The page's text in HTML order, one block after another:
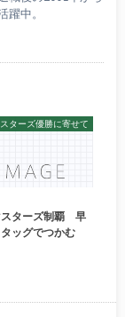
躍中。
ターズ優勝に寄せて
スターズ制覇 早
ッグでつかむ